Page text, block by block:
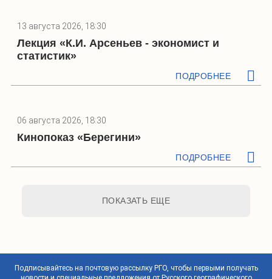
13 августа 2026, 18:30
Лекция «К.И. Арсеньев - экономист и
статистик»
ПОДРОБНЕЕ
06 августа 2026, 18:30
Кинопоказ «Берегини»
ПОДРОБНЕЕ
ПОКАЗАТЬ ЕЩЕ
Подписывайтесь на почтовую рассылку РГО, чтобы первыми получать